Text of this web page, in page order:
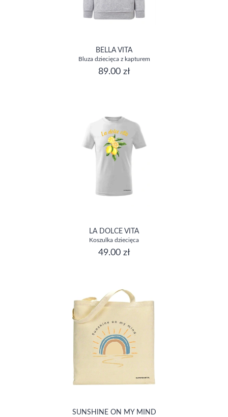
BELLA VITA
Bluza dziecięca z kapturem
89.00 zł
LA DOLCE VITA
Koszulka dziecięca
49.00 zł
SUNSHINE ON MY MIND